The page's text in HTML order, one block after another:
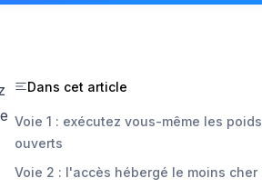
Dans cet article
Voie 1 : exécutez vous-même les poids
ouverts
Voie 2 : l'accès hébergé le moins cher